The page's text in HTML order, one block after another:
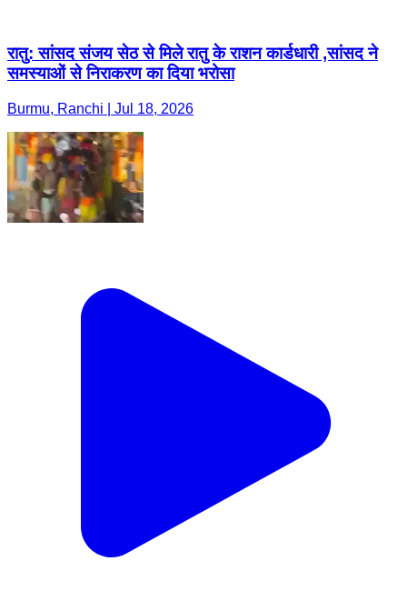
रातु: सांसद संजय सेठ से मिले रातु के राशन कार्डधारी ,सांसद ने
समस्याओं से निराकरण का दिया भरोसा
Burmu, Ranchi | Jul 18, 2026